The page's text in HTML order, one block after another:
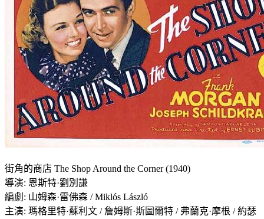
街角的商店 The Shop Around the Corner (1940)
導演: 恩斯特·劉別謙
編劇: 山姆森·雷佛森 / Miklós László
主演: 瑪格里特·蘇利文 / 詹姆斯·斯圖爾特 / 弗蘭克·摩根 / 約瑟